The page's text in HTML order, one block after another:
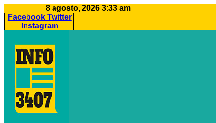
al
contenido
8 agosto, 2026 3:33 am
Facebook Twitter
Instagram